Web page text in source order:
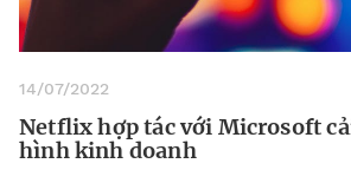
14/07/2022
Netflix hợp tác với Microsoft
hình kinh doanh